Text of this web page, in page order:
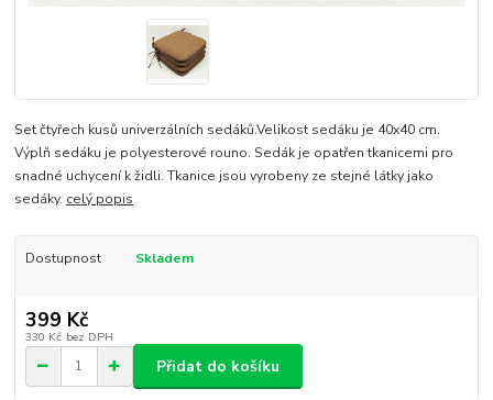
Set čtyřech kusů univerzálních sedáků.Velikost sedáku je 40x40 cm.
Výplň sedáku je polyesterové rouno. Sedák je opatřen tkanicemi pro
snadné uchycení k židli. Tkanice jsou vyrobeny ze stejné látky jako
sedáky. celý popis
Dostupnost Skladem
399 Kč
330 Kč bez DPH
Přidat do košíku